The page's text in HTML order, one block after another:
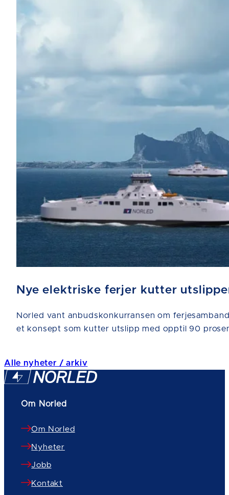
Nye elektriske ferjer kutter
Norled vant anbudskonkurransen om
et konsept som kutter utslipp med opptil 90
Alle nyheter / arkiv
Om Norled
Om Norled
Nyheter
Jobb
Kontakt